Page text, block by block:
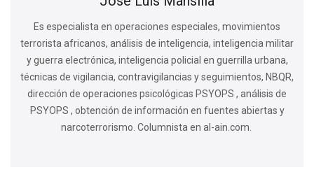
Es especialista en operaciones especiales, movimientos
terrorista africanos, análisis de inteligencia, inteligencia militar
y guerra electrónica, inteligencia policial en guerrilla urbana,
técnicas de vigilancia, contravigilancias y seguimientos, NBQR,
dirección de operaciones psicológicas PSYOPS , análisis de
PSYOPS , obtención de información en fuentes abiertas y
narcoterrorismo. Columnista en al-ain.com.